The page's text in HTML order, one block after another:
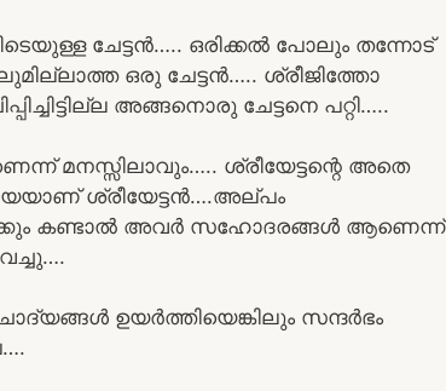
ചേട്ടൻ….. ഒരിക്കൽ പോലും തന്നോട്
ഒരു ചേട്ടൻ….. ശ്രീജിത്തോ
അങ്ങനൊരു ചേട്ടനെ പറ്റി…..
മനസ്സിലാവും….. ശ്രീയേട്ടന്റെ അതെ
ശ്രീയേട്ടൻ….അല്പം
കണ്ടാൽ അവർ സഹോദരങ്ങൾ ആണെന്ന്
ഉയർത്തിയെങ്കിലും സന്ദർഭം